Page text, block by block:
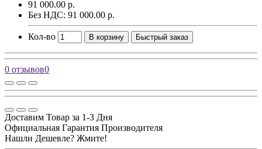
91 000.00 р.
Без НДС: 91 000.00 р.
Кол-во В корзину Быстрый заказ
0 отзывов0
Доставим Товар за 1-3 Дня
Официальная Гарантия Производителя
Нашли Дешевле? Жмите!